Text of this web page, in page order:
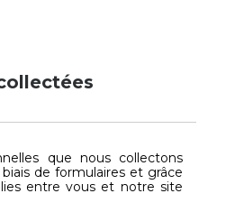
que nous collectons
de formulaires et grâce
entre vous et notre site